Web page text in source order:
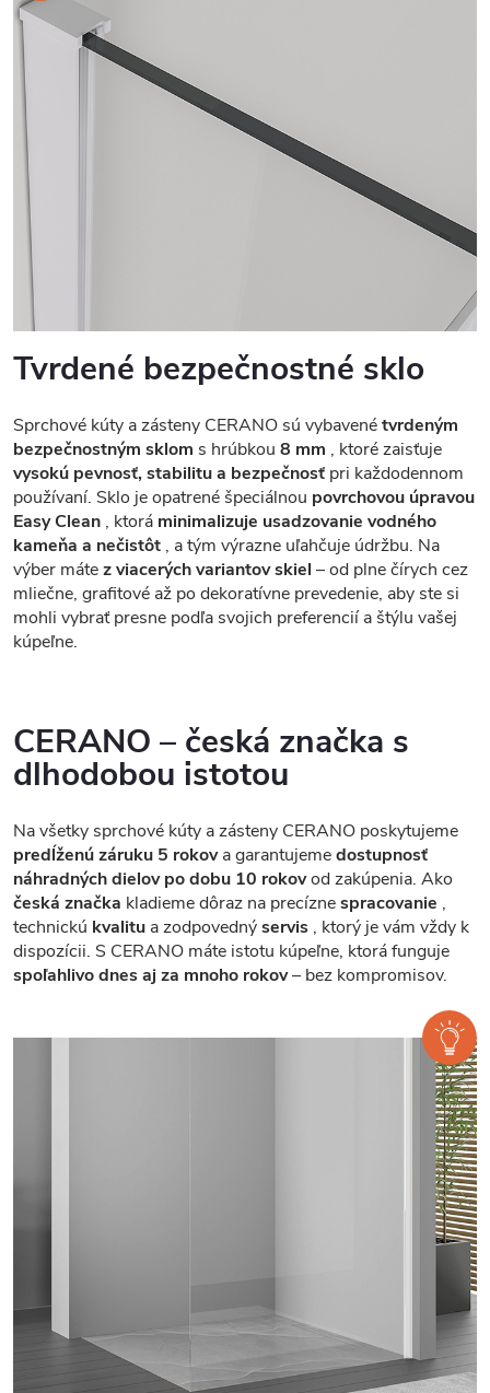
Tvrdené bezpečnostné sklo
Sprchové kúty a zásteny CERANO sú vybavenétvrdeným
bezpečnostným sklom s hrúbkou 8 mm , ktoré zaisťuje
vysokú pevnosť, stabilitu a bezpečnosť pri každodennom
používaní. Sklo je opatrené špeciálnou povrchovou úpravou
Easy Clean , ktorá minimalizuje usadzovanie vodného
kameňa a nečistôt , a tým výrazne uľahčuje údržbu. Na
výber mátez viacerých variantov skiel – od plne čírych cez
mliečne, grafitové až po dekoratívne prevedenie, aby ste si
mohli vybrať presne podľa svojich preferencií a štýlu vašej
kúpeľne.
CERANO – česká značka s
dlhodobou istotou
Na všetky sprchové kúty a zásteny CERANO poskytujeme
predĺženú záruku 5 rokova garantujemedostupnosť
náhradných dielov po dobu 10 rokovod zakúpenia. Ako
česká značka kladieme dôraz na precíznespracovanie ,
technickú kvalitu a zodpovednýservis , ktorý je vám vždy k
dispozícii. S CERANO máte istotu kúpeľne, ktorá funguje
spoľahlivo dnes aj za mnoho rokov– bez kompromisov.